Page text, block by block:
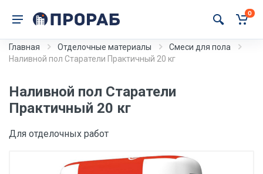
0
Главная Отделочные материалы
Смеси для пола
Наливной пол Старатели Практичный 20 кг
Наливной пол Старатели
Практичный 20 кг
Для отделочных работ